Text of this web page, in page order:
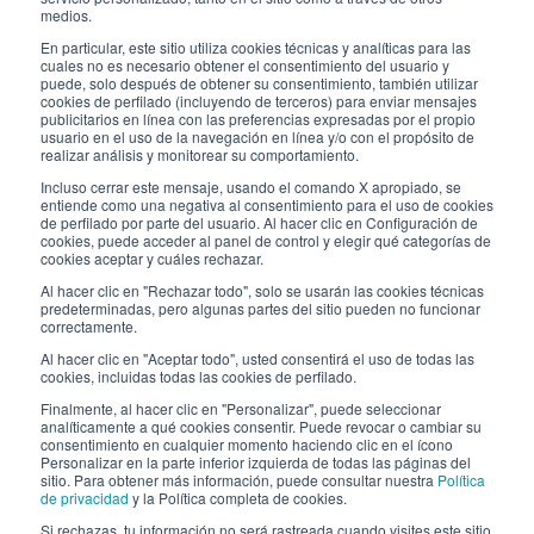
medios.
En particular, este sitio utiliza cookies técnicas y analíticas para las
cuales no es necesario obtener el consentimiento del usuario y
puede, solo después de obtener su consentimiento, también utilizar
cookies de perfilado (incluyendo de terceros) para enviar mensajes
publicitarios en línea con las preferencias expresadas por el propio
usuario en el uso de la navegación en línea y/o con el propósito de
realizar análisis y monitorear su comportamiento.
Incluso cerrar este mensaje, usando el comando X apropiado, se
entiende como una negativa al consentimiento para el uso de cookies
de perfilado por parte del usuario. Al hacer clic en Configuración de
cookies, puede acceder al panel de control y elegir qué categorías de
cookies aceptar y cuáles rechazar.
Al hacer clic en "Rechazar todo", solo se usarán las cookies técnicas
predeterminadas, pero algunas partes del sitio pueden no funcionar
correctamente.
Al hacer clic en "Aceptar todo", usted consentirá el uso de todas las
cookies, incluidas todas las cookies de perfilado.
Finalmente, al hacer clic en "Personalizar", puede seleccionar
analíticamente a qué cookies consentir. Puede revocar o cambiar su
consentimiento en cualquier momento haciendo clic en el ícono
Personalizar en la parte inferior izquierda de todas las páginas del
sitio. Para obtener más información, puede consultar nuestra Política
de privacidad y la Política completa de cookies.
Si rechazas, tu información no será rastreada cuando visites este sitio
Subscríbete a nuestro boletín
Trabaja con nosotros
Los envases de Interfluid
Proyecto de transformación digital
MANT É GASE AL D ÍA